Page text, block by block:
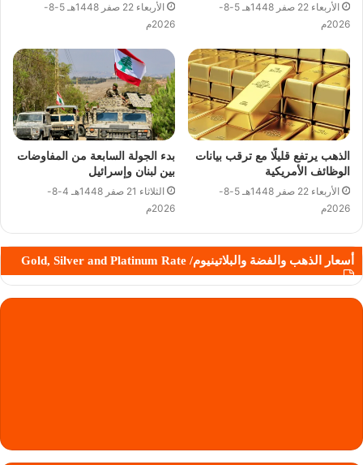
الأربعاء 22 صفر 1448هـ 5-8-
2026م
الأربعاء 22 صفر 1448هـ 5-8-
2026م
الذهب يرتفع قليلًا مع ترقب بيانات
الوظائف الأمريكية
الأربعاء 22 صفر 1448هـ 5-8-
2026م
بدء الجولة السابعة من المفاوضات
بين لبنان وإسرائيل
الثلاثاء 21 صفر 1448هـ 4-8-
2026م
أسعار الذهب والفضة والبلاتينيوم/ Gold, Silver and Platinum Rate